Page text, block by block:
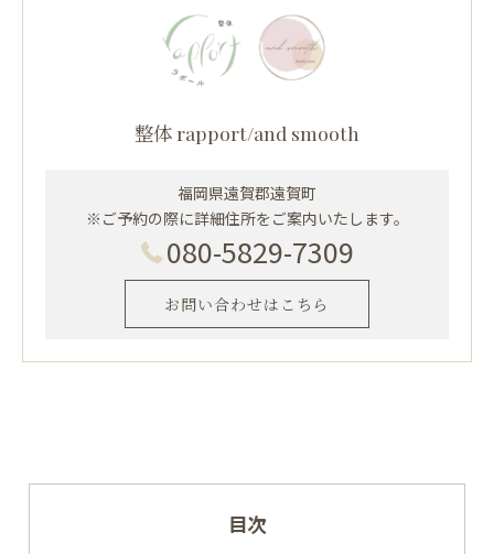
整体 rapport/and smooth
福岡県遠賀郡遠賀町
※ご予約の際に詳細住所をご案内いたします。
080-5829-7309
お問い合わせはこちら
目次